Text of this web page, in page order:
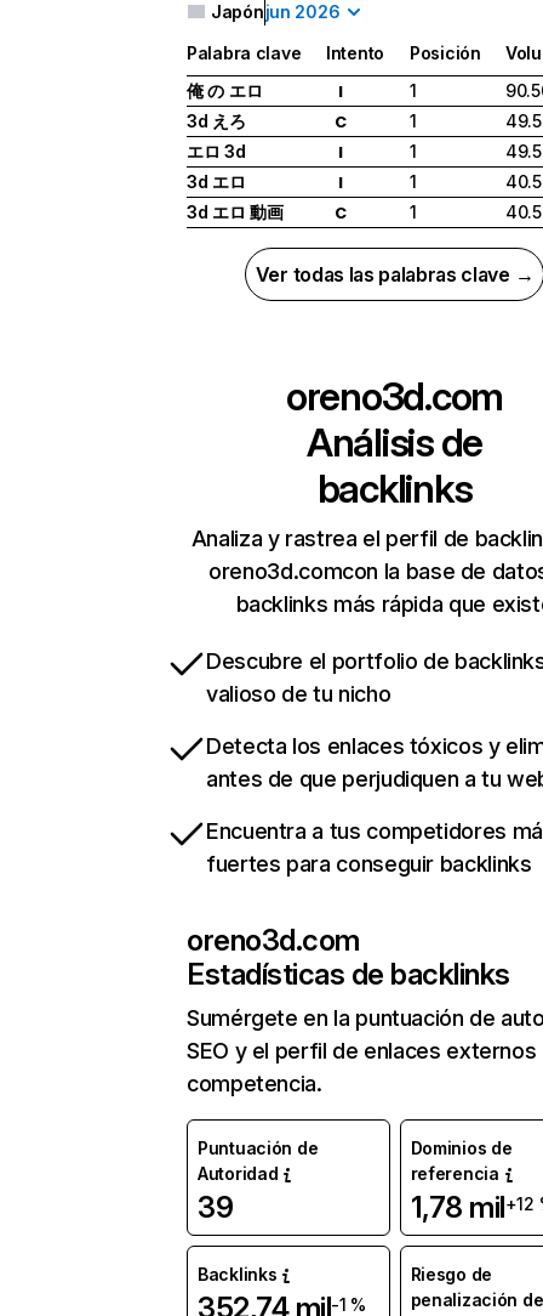
Japónjun 2026
Palabra clave Intento Posición
俺 の エロ
I 1
3d えろ
C 1
エロ 3d
I 1
3d エロ
I 1
3d エロ 動画
C 1
Ver todas las palabras clave →
oreno3d.com
Análisis de
backlinks
Analiza y rastrea el perfil de
oreno3d.comcon la base de
backlinks más rápida que
Descubre el portfolio de
valioso de tu nicho
Detecta los enlaces tóxicos y
antes de que perjudiquen a tu
Encuentra a tus competidores
fuertes para conseguir backlinks
oreno3d.com
Estadísticas de backlinks
Sumérgete en la puntuación de
SEO y el perfil de enlaces externos
competencia.
Puntuación de
Autoridad
39
Dominios de
referencia
1,78 mil+12
Backlinks
352,74 mil-1 %
Riesgo de
penalización de